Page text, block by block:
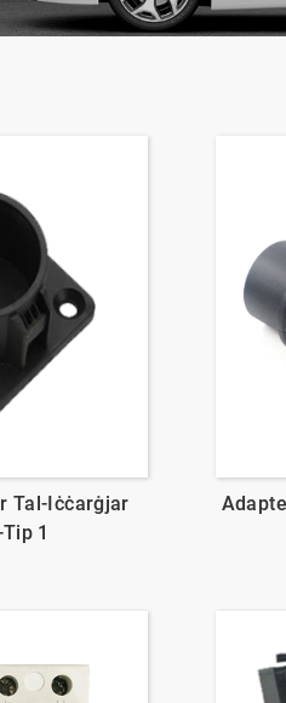
Tal-Iċċarġjar
1